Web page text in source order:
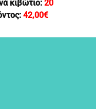
κιβώτιο: 20
42,00€